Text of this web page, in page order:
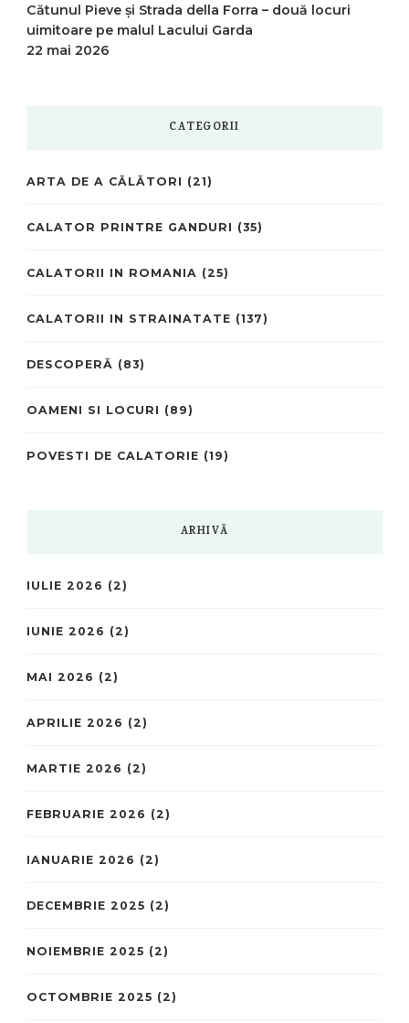
Cătunul Pieve și Strada della Forra – două locuri
uimitoare pe malul Lacului Garda
22 mai 2026
CATEGORII
ARTA DE A CĂLĂTORI (21)
CALATOR PRINTRE GANDURI (35)
CALATORII IN ROMANIA (25)
CALATORII IN STRAINATATE (137)
DESCOPERĂ (83)
OAMENI SI LOCURI (89)
POVESTI DE CALATORIE (19)
ARHIVĂ
IULIE 2026 (2)
IUNIE 2026 (2)
MAI 2026 (2)
APRILIE 2026 (2)
MARTIE 2026 (2)
FEBRUARIE 2026 (2)
IANUARIE 2026 (2)
DECEMBRIE 2025 (2)
NOIEMBRIE 2025 (2)
OCTOMBRIE 2025 (2)